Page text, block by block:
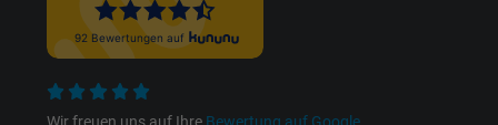
Anbieter Facebook Ireland Ltd.
Laufzeit 1 Jahr
Cookie von Facebook für Website-Analyse,